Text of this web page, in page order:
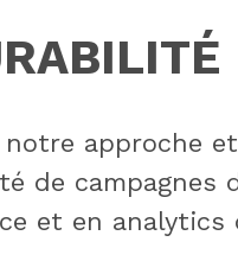
notre approche
de campagnes
et en analytics